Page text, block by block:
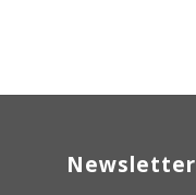
Newsletter